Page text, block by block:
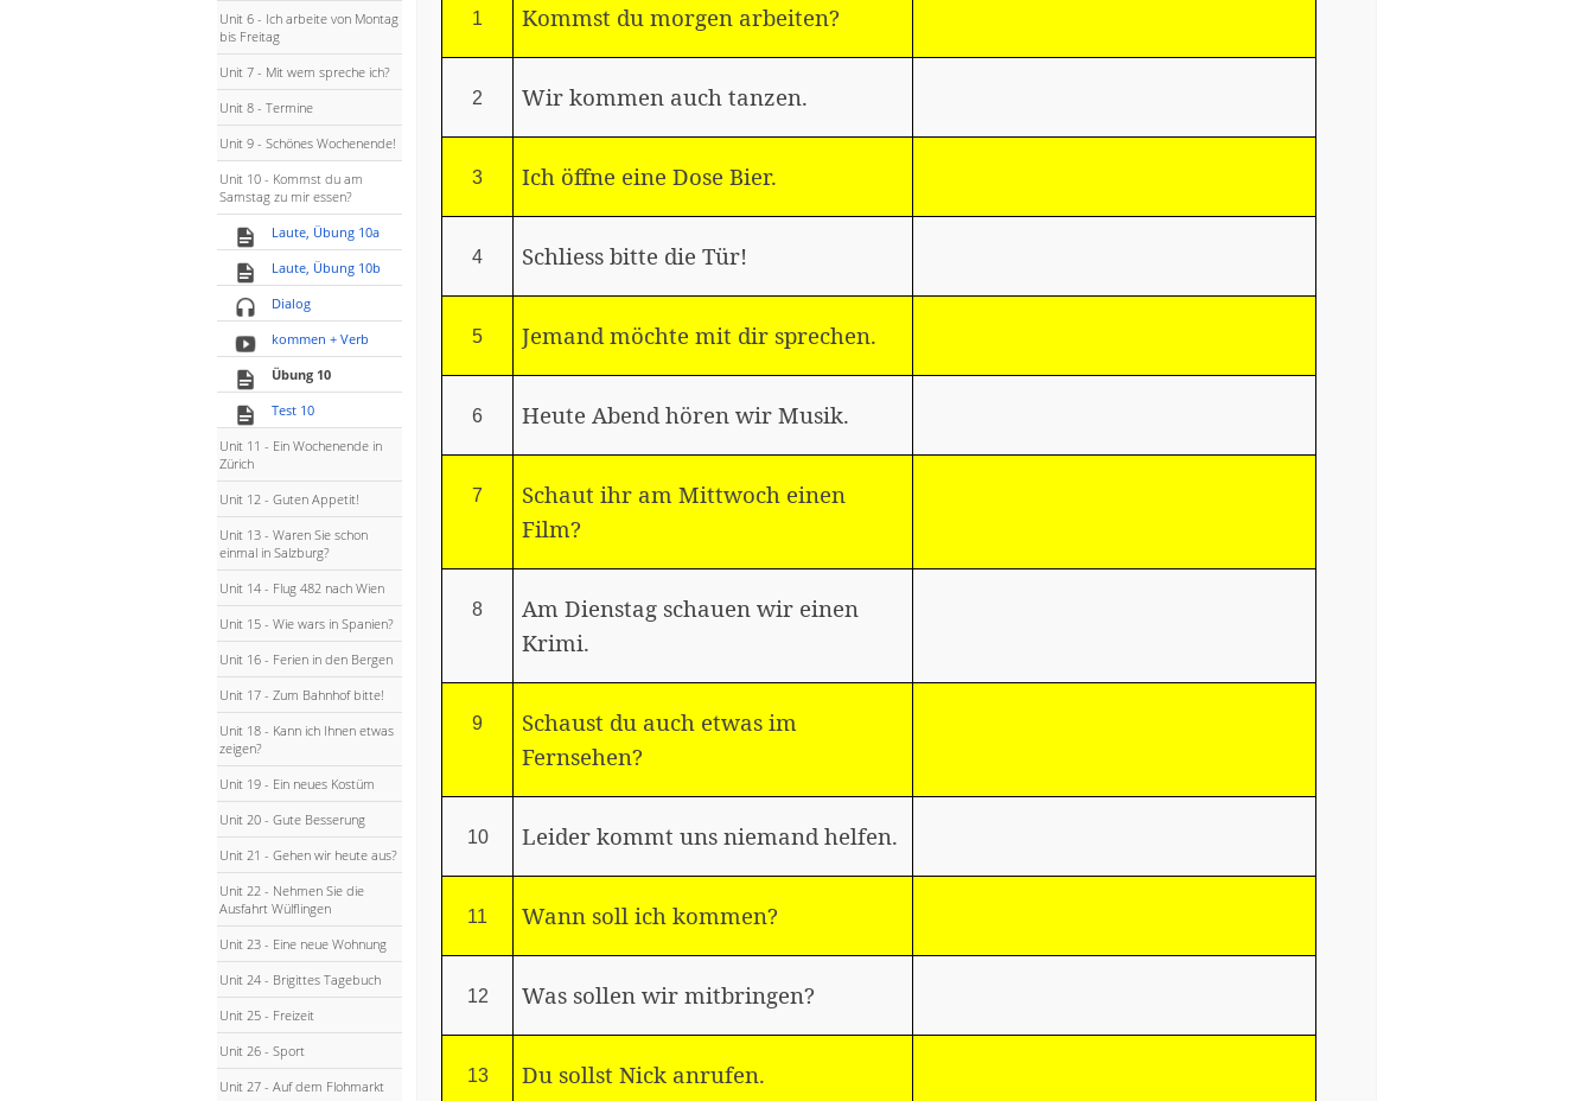
Unit 6 - Ich arbeite von Montag
bis Freitag
Unit 7 - Mit wem spreche ich?
Unit 8 - Termine
Unit 9 - Schönes Wochenende!
Unit 10 - Kommst du am
Samstag zu mir essen?
Laute, Übung 10a
Laute, Übung 10b
Dialog
kommen + Verb
Übung 10
Test 10
Unit 11 - Ein Wochenende in
Zürich
Unit 12 - Guten Appetit!
Unit 13 - Waren Sie schon
einmal in Salzburg?
Unit 14 - Flug 482 nach Wien
Unit 15 - Wie wars in Spanien?
Unit 16 - Ferien in den Bergen
Unit 17 - Zum Bahnhof bitte!
Unit 18 - Kann ich Ihnen etwas
zeigen?
Unit 19 - Ein neues Kostüm
Unit 20 - Gute Besserung
Unit 21 - Gehen wir heute aus?
Unit 22 - Nehmen Sie die
Ausfahrt Wülflingen
Unit 23 - Eine neue Wohnung
Unit 24 - Brigittes Tagebuch
Unit 25 - Freizeit
Unit 26 - Sport
Unit 27 - Auf dem Flohmarkt
1 Kommst du morgen arbeiten?
2 Wir kommen auch tanzen.
3 Ich öffne eine Dose Bier.
4 Schliess bitte die Tür!
5 Jemand möchte mit dir sprechen.
6 Heute Abend hören wir Musik.
7
Schaut ihr am Mittwoch einen
Film?
8
Am Dienstag schauen wir einen
Krimi.
9
Schaust du auch etwas im
Fernsehen?
10 Leider kommt uns niemand helfen.
11 Wann soll ich kommen?
12 Was sollen wir mitbringen?
13 Du sollst Nick anrufen.